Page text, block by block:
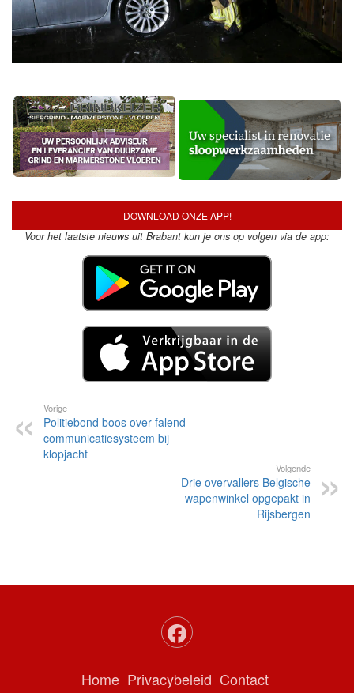
DOWNLOAD ONZE APP!
Voor het laatste nieuws uit Brabant kun je ons op volgen via de app:
Vorige
Politiebond boos over falend
communicatiesysteem bij
klopjacht
Volgende
Drie overvallers Belgische
wapenwinkel opgepakt in
Rijsbergen
Home Privacybeleid Contact